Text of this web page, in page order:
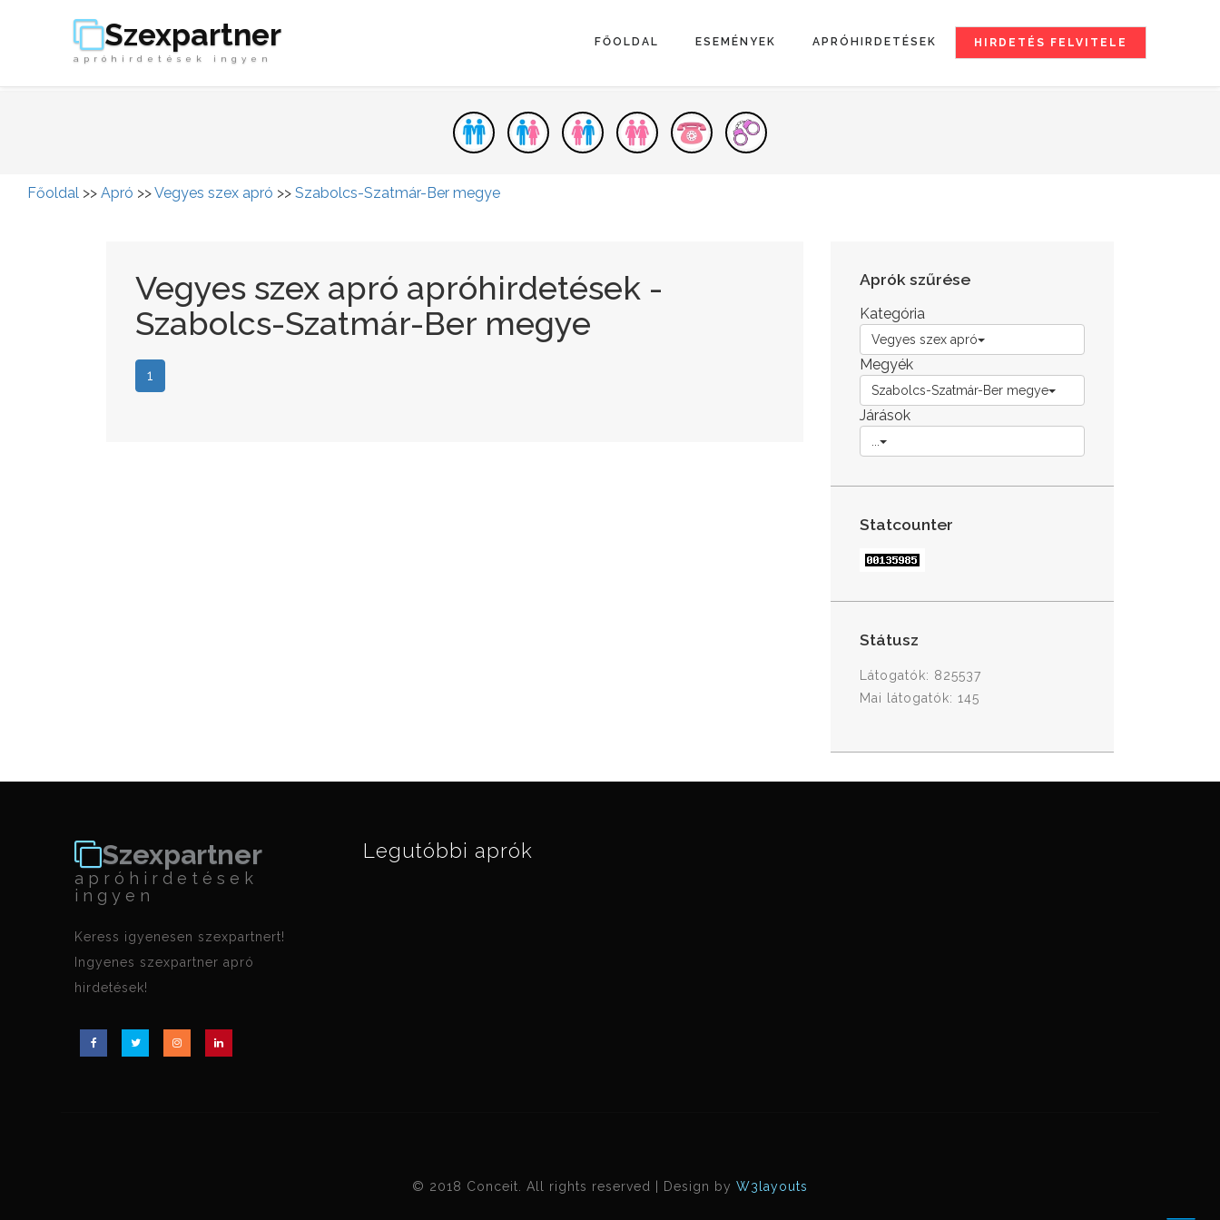
Szexpartner
apróhirdetések ingyen
HIRDETÉS FELVITELE
FŐOLDAL ESEMÉNYEK APRÓHIRDETÉSEK
Főoldal >> Apró >>Vegyes szex apró >> Szabolcs-Szatmár-Ber megye
Vegyes szex apró apróhirdetések -
Szabolcs-Szatmár-Ber megye
1
Aprók szűrése
Kategória
Vegyes szex apró
Megyék
Szabolcs-Szatmár-Ber megye
Járások
Statcounter
Státusz
Látogatók: 825537
Mai látogatók: 145
Szexpartner
apróhirdetések
ingyen
Keress igyenesen szexpartnert!
Ingyenes szexpartner apró
hirdetések!
Legutóbbi aprók
© 2018 Conceit. All rights reserved | Design by W3layouts